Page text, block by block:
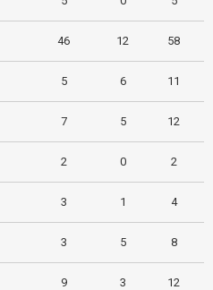
46 12 58
5 6 11
7 5 12
2 0 2
3 1 4
3 5 8
9 3 12